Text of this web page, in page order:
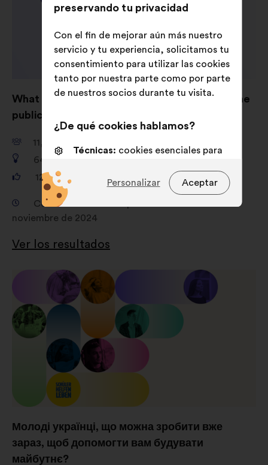
What are your ideas for shaping AI to serve the
public good?
11,661
649
121,325
votos
Consulta del 18 de septiembre de 2024 al 4 de
noviembre de 2024
Ver los resultados
Молоді українці, що можна зробити вже
зараз, щоб допомогти вам будувати
майбутнє?
preservando tu privacidad
Con el fin de mejorar aún más nuestro
servicio y tu experiencia, solicitamos tu
consentimiento para utilizar las cookies
tanto por nuestra parte como por parte
de nuestros socios durante tu visita.
¿De qué cookies hablamos?
Técnicas: cookies esenciales para
De personalización:
cookies para
por el sitio web
enriquecer el análisis de nuestras
agregada
De redes sociales:
cookies para
ayudarnos a maximizar nuestro
impacto a través de las redes
sociales
Aceptar
Personalizar